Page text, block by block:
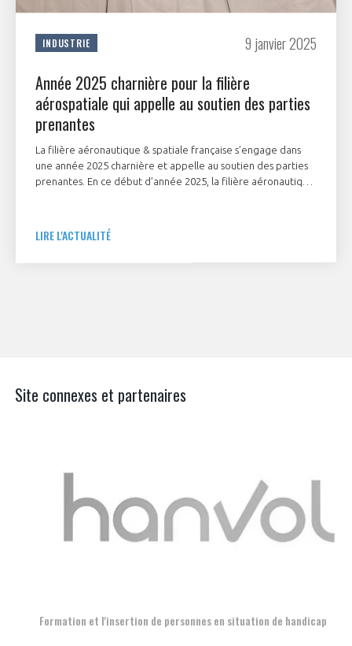
INDUSTRIE 9 janvier 2025
Année 2025 charnière pour la filière
aérospatiale qui appelle au soutien des parties
prenantes
La filière aéronautique & spatiale française s’engage dans
une année 2025 charnière et appelle au soutien des parties
prenantes. En ce début d’année 2025, la filière aéronautique
LIRE L'ACTUALITÉ
Site connexes et partenaires
Formation et l'insertion de personnes en situation de handicap